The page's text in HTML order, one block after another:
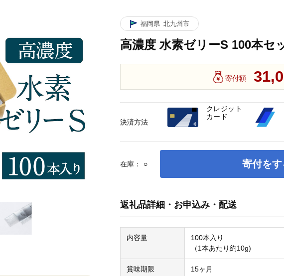
福岡県 北九州市
高濃度 水素ゼリーS 100本セ
寄付額
在庫： ○ 寄付をす
返礼品詳細・お申込み・配送
内容量
100本入り
（1本あたり約10g)
賞味期限 15ヶ月
決済方法
クレジット
カード